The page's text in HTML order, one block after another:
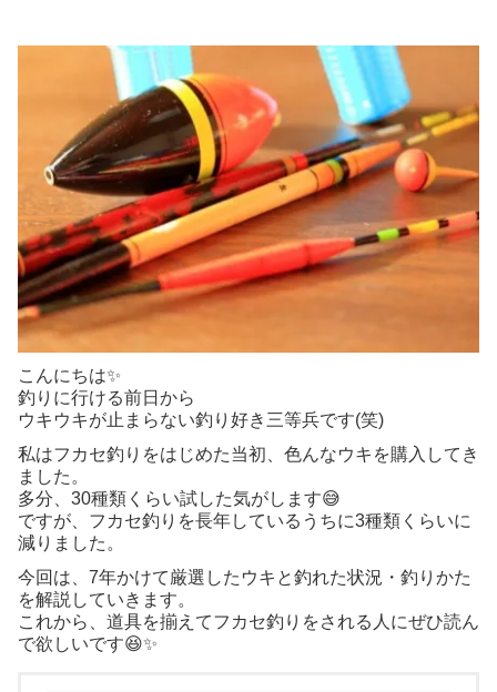
こんにちは✨
釣りに行ける前日から
ウキウキが止まらない釣り好き三等兵です(笑)
私はフカセ釣りをはじめた当初、色んなウキを購入してき
ました。
多分、30種類くらい試した気がします😅
ですが、フカセ釣りを長年しているうちに3種類くらいに
減りました。
今回は、7年かけて厳選したウキと釣れた状況・釣りかた
を解説していきます。
これから、道具を揃えてフカセ釣りをされる人にぜひ読ん
で欲しいです😆✨